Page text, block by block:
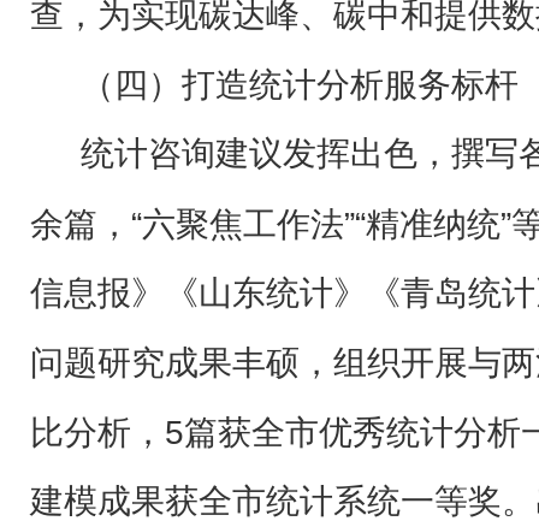
查，为实现碳达峰、碳中和提供
（四）打造统计分析服务标杆
统计咨询建议发挥出色，撰写
余篇，“六聚焦工作法”“精准纳统
信息报》《山东统计》《青岛统
问题研究成果丰硕，组织开展与
比分析，5篇获全市优秀统计分析
建模成果获全市统计系统一等奖